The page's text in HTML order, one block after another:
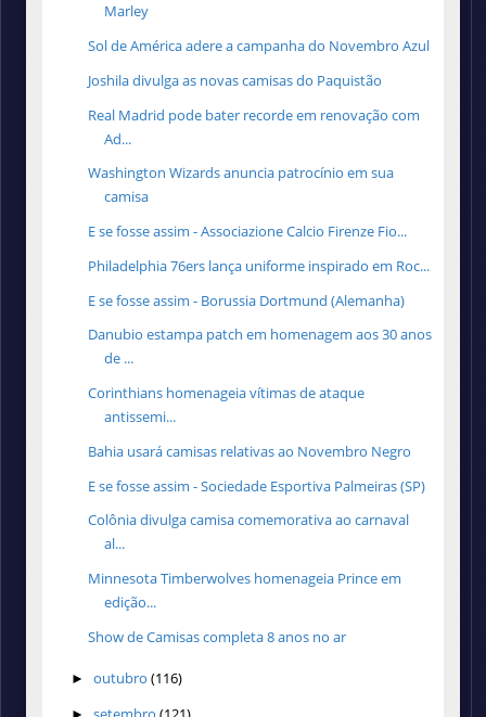
Marley
Sol de América adere a campanha do Novembro Azul
Joshila divulga as novas camisas do Paquistão
Real Madrid pode bater recorde em renovação com
Ad...
Washington Wizards anuncia patrocínio em sua
camisa
E se fosse assim - Associazione Calcio Firenze Fio...
Philadelphia 76ers lança uniforme inspirado em Roc...
E se fosse assim - Borussia Dortmund (Alemanha)
Danubio estampa patch em homenagem aos 30 anos
de ...
Corinthians homenageia vítimas de ataque
antissemi...
Bahia usará camisas relativas ao Novembro Negro
E se fosse assim - Sociedade Esportiva Palmeiras (SP)
Colônia divulga camisa comemorativa ao carnaval
al...
Minnesota Timberwolves homenageia Prince em
edição...
Show de Camisas completa 8 anos no ar
► outubro (116)